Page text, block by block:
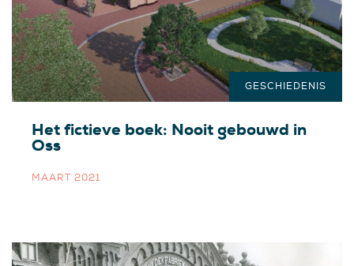
Het fictieve boek: Nooit gebouwd in
Oss
MAART 2021
GESCHIEDENIS